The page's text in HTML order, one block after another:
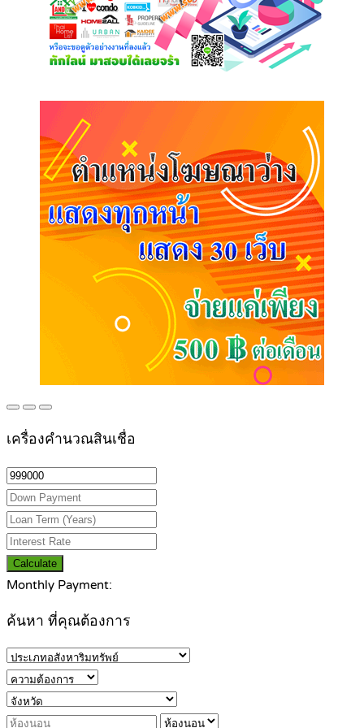
เครื่องคำนวณสินเชื่อ
Calculate
Monthly Payment:
ค้นหา ที่คุณต้องการ